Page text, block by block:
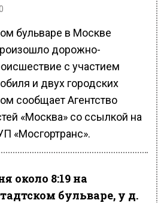
бульваре в Москве
дорожно-
с участием
и двух городских
сообщает Агентство
«Москва» со ссылкой на
«Мосгортранс».
около 8:19 на
бульваре, у д.